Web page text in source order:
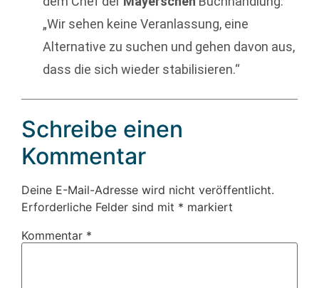
„Wir sehen keine Veranlassung, eine
Alternative zu suchen und gehen davon aus,
dass die sich wieder stabilisieren.“
Schreibe einen
Kommentar
Deine E-Mail-Adresse wird nicht veröffentlicht.
Erforderliche Felder sind mit * markiert
Kommentar *